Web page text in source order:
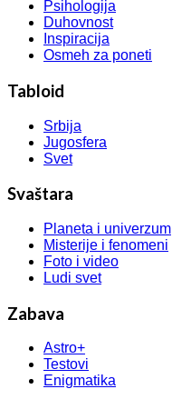
Psihologija
Duhovnost
Inspiracija
Osmeh za poneti
Tabloid
Srbija
Jugosfera
Svet
Svaštara
Planeta i univerzum
Misterije i fenomeni
Foto i video
Ludi svet
Zabava
Astro+
Testovi
Enigmatika